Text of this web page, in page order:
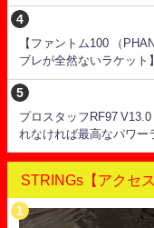
【ファントム100 （
ブレが全然ないラケット
プロスタッフRF97
れなければ最高なパワー
STRINGs【アクセス